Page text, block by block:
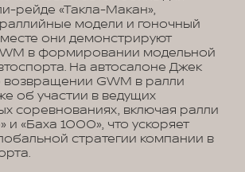
рейде «Такла-Макан»,
модели и гоночный
они демонстрируют
в формировании модельной
На автосалоне Джек
возвращении GWM в ралли
об участии в ведущих
соревнованиях, включая ралли
и «Баха 1000», что ускоряет
стратегии компании в